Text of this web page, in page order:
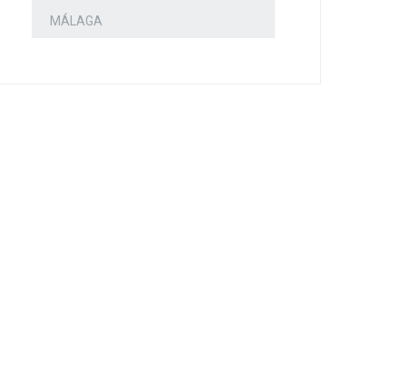
MÁLAGA